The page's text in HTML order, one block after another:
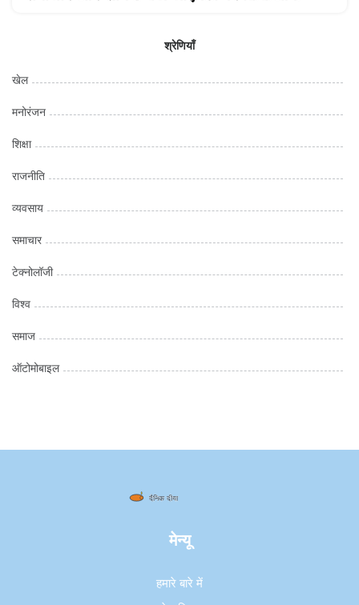
श्रेणियाँ
खेल
मनोरंजन
शिक्षा
राजनीति
व्यवसाय
समाचार
टेक्नोलॉजी
विश्व
समाज
ऑटोमोबाइल
मेन्यू
हमारे बारे में